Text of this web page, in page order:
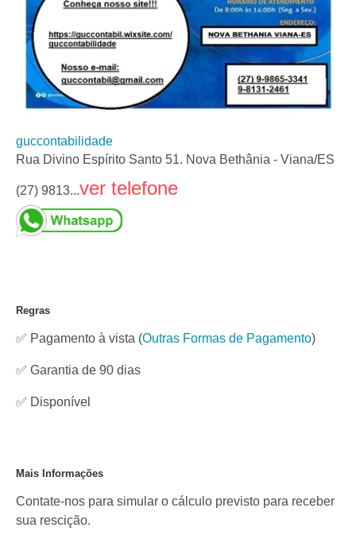
guccontabilidade
Rua Divino Espírito Santo 51. Nova Bethânia - Viana/ES
(27) 9813...ver telefone
Regras
✅ Pagamento à vista (Outras Formas de Pagamento)
✅ Garantia de 90 dias
✅ Disponível
Mais Informações
Contate-nos para simular o cálculo previsto para receber
sua rescição.